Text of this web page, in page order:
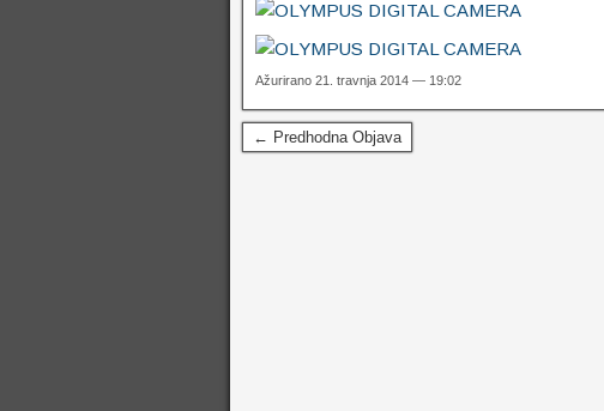
Ažurirano 21. travnja 2014 — 19:02
← Predhodna Objava